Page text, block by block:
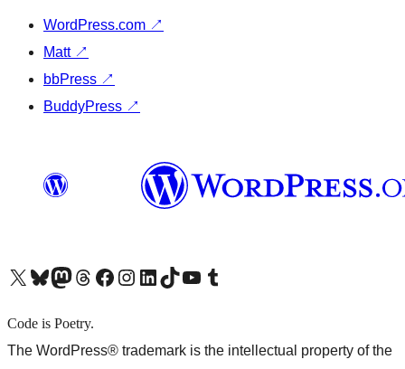
WordPress.com ↗
Matt ↗
bbPress ↗
BuddyPress ↗
X (旧 Twitter) アカウントへBluesky アカウントへMastodon アカウントへThreads アカウントへ Facebook ページへInstagram アカウントへ LinkedIn アカウントへTikTok アカウントへYouTube チャンネルへ Tumblr アカウントへ
Code is Poetry.
The WordPress® trademark is the intellectual property of the